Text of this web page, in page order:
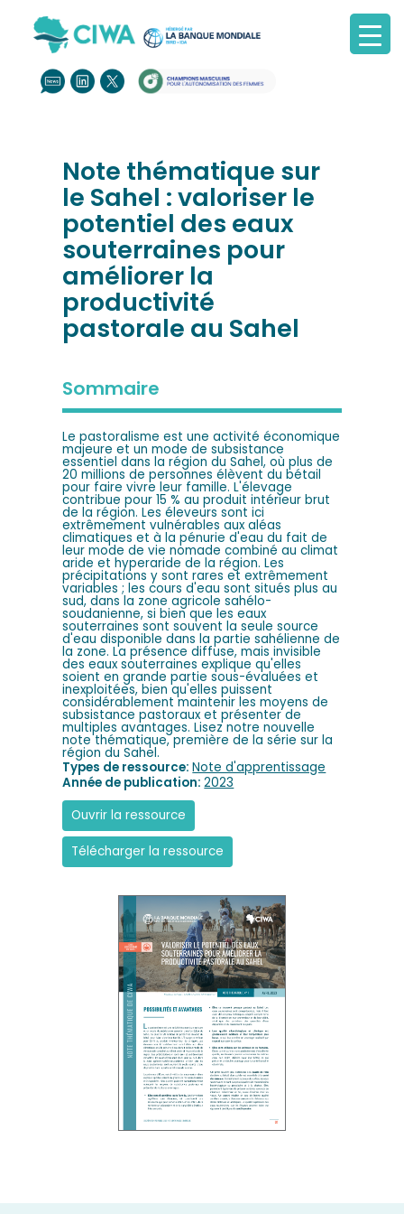
Note thématique sur
le Sahel : valoriser le
potentiel des eaux
souterraines pour
améliorer la
productivité
pastorale au Sahel
Sommaire
Le pastoralisme est une activité économique
majeure et un mode de subsistance
essentiel dans la région du Sahel, où plus de
20 millions de personnes élèvent du bétail
pour faire vivre leur famille. L'élevage
contribue pour 15 % au produit intérieur brut
de la région. Les éleveurs sont ici
extrêmement vulnérables aux aléas
climatiques et à la pénurie d'eau du fait de
leur mode de vie nomade combiné au climat
aride et hyperaride de la région. Les
précipitations y sont rares et extrêmement
variables ; les cours d'eau sont situés plus au
sud, dans la zone agricole sahélo-
soudanienne, si bien que les eaux
souterraines sont souvent la seule source
d'eau disponible dans la partie sahélienne de
la zone. La présence diffuse, mais invisible
des eaux souterraines explique qu'elles
soient en grande partie sous-évaluées et
inexploitées, bien qu'elles puissent
considérablement maintenir les moyens de
subsistance pastoraux et présenter de
multiples avantages. Lisez notre nouvelle
note thématique, première de la série sur la
région du Sahel.
Types de ressource:Note d'apprentissage
Année de publication:2023
Ouvrir la ressource
Télécharger la ressource